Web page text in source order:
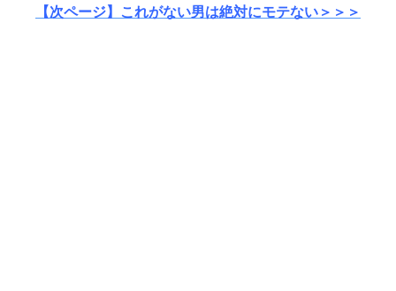
【次ページ】これがない男は絶対にモテない＞＞＞